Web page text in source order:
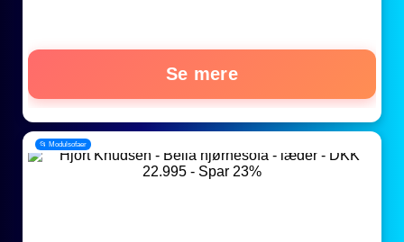
Se mere
📂 Modulsofaer